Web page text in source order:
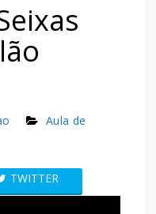
Aula de
TWITTER